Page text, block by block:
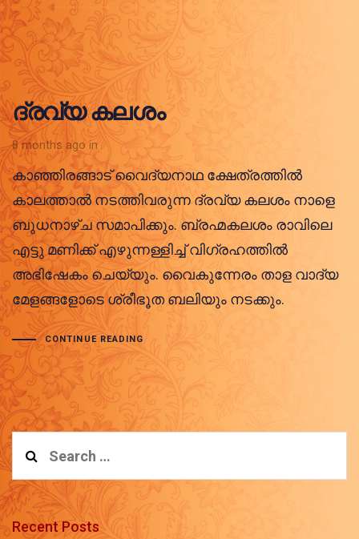
ദ്രവ്യ കലശം
8 months ago in
കാഞ്ഞിരങ്ങാട് വൈദ്യനാഥ ക്ഷേത്രത്തിൽ
കാലത്താൽ നടത്തിവരുന്ന ദ്രവ്യ കലശം നാളെ
ബുധനാഴ്ച സമാപിക്കും. ബ്രഹ്മകലശം രാവിലെ
എട്ടു മണിക്ക് എഴുന്നള്ളിച്ച് വിഗ്രഹത്തിൽ
അഭിഷേകം ചെയ്യും. വൈകുന്നേരം താള വാദ്യ
മേളങ്ങളോടെ ശ്രീഭൂത ബലിയും നടക്കും.
CONTINUE READING
Recent Posts